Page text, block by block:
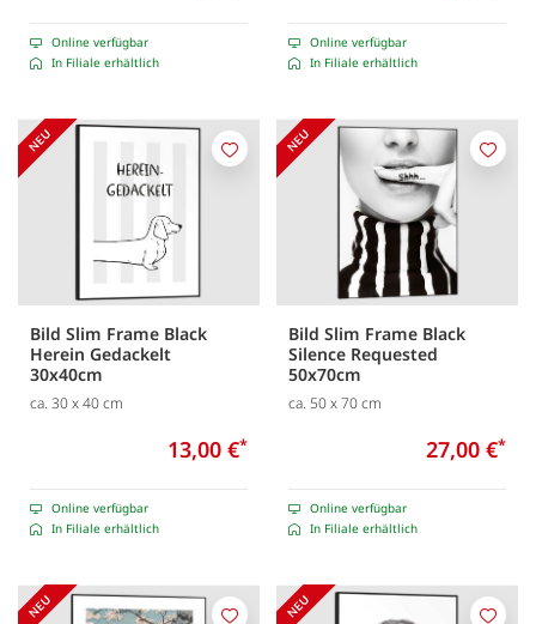
Online verfügbar
In Filiale erhältlich
Online verfügbar
In Filiale erhältlich
Bild Slim Frame Black
Herein Gedackelt
30x40cm
ca. 30 x 40 cm
13,00 €*
Online verfügbar
In Filiale erhältlich
Merken
Bild Slim Frame Black
Silence Requested
50x70cm
ca. 50 x 70 cm
27,00 €*
Online verfügbar
In Filiale erhältlich